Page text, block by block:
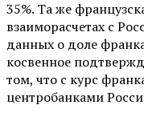
35%. Та же
взаиморасчетах с
данных о доле
косвенное
том, что с курс
центробанками